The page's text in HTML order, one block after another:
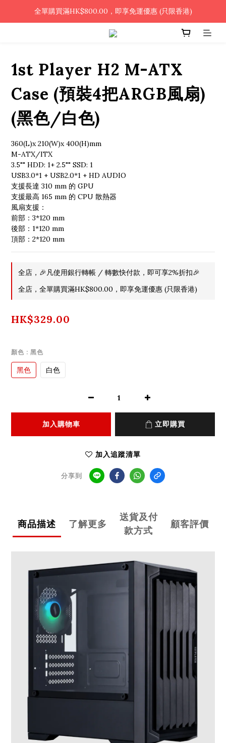
🎉凡使用銀行轉帳 / 轉數快付款，即可享2%優惠🎉
全單購買滿HK$800.00，即享免運優惠 (只限香港)
🎉凡使用銀行轉帳 / 轉數快付款，即可享2%優惠🎉
1st Player H2 M-ATX
Case (預裝4把ARGB風扇)
(黑色/白色)
360(L)x 210(W)x 400(H)mm
M-ATX/ITX
3.5"" HDD: 1+ 2.5"" SSD: 1
USB3.0*1 + USB2.0*1 + HD AUDIO
支援長達 310 mm 的 GPU
支援最高 165 mm 的 CPU 散熱器
風扇支援：
前部：3*120 mm
後部：1*120 mm
頂部：2*120 mm
全店，🎉凡使用銀行轉帳 / 轉數快付款，即可享2%折扣🎉
全店，全單購買滿HK$800.00，即享免運優惠 (只限香港)
HK$329.00
顏色 : 黑色
黑色 白色
加入購物車 立即購買
加入追蹤清單
分享到
商品描述 了解更多
送貨及付
款方式
顧客評價